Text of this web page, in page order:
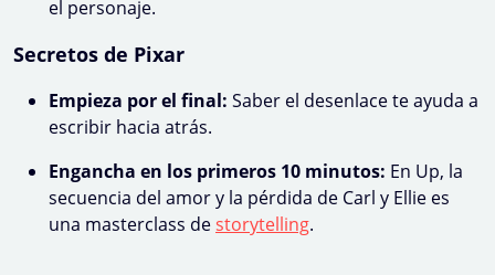
el personaje.
Secretos de Pixar
Empieza por el final: Saber el desenlace te ayuda a
escribir hacia atrás.
Engancha en los primeros 10 minutos: En Up, la
secuencia del amor y la pérdida de Carl y Ellie es
una masterclass destorytelling.